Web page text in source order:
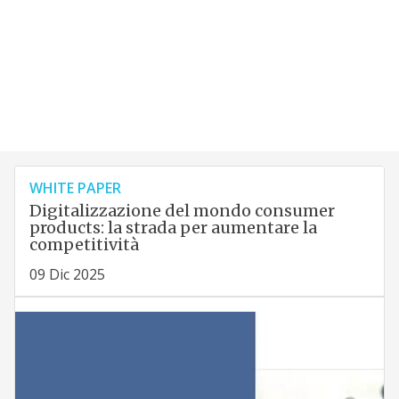
WHITE PAPER
Digitalizzazione del mondo consumer
products: la strada per aumentare la
competitività
09 Dic 2025